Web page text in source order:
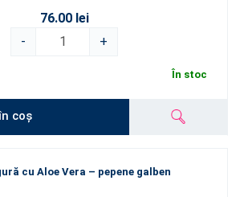
76.00 lei
-
+
În stoc
coș
cu Aloe Vera – pepene galben